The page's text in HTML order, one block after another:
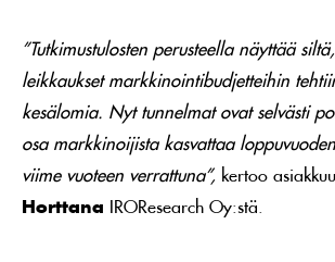
”Tutkimustulosten perusteella näyttää
leikkaukset markkinointibudjetteihin
kesälomia. Nyt tunnelmat ovat selvästi
osa markkinoijista kasvattaa
viime vuoteen verrattuna”, kertoo
Horttana IROResearch Oy:stä.